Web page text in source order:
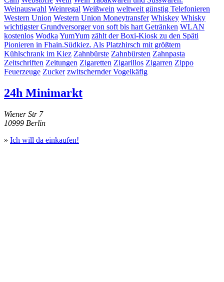
Weinauswahl Weinregal Weißwein weltweit günstig Telefonieren
Western Union Western Union Moneytransfer Whiskey Whisky
wichtigster Grundversorger von soft bis hart Getränken WLAN
kostenlos Wodka YumYum zählt der Boxi-Kiosk zu den Späti
Pionieren in Fhain.Südkiez. Als Platzhirsch mit größtem
Kühlschrank im Kiez Zahnbürste Zahnbürsten Zahnpasta
Zeitschriften Zeitungen Zigaretten Zigarillos Zigarren Zippo
Feuerzeuge Zucker zwitschernder Vogelkäfig
24h Minimarkt
Wiener Str 7
10999 Berlin
» Ich will da einkaufen!